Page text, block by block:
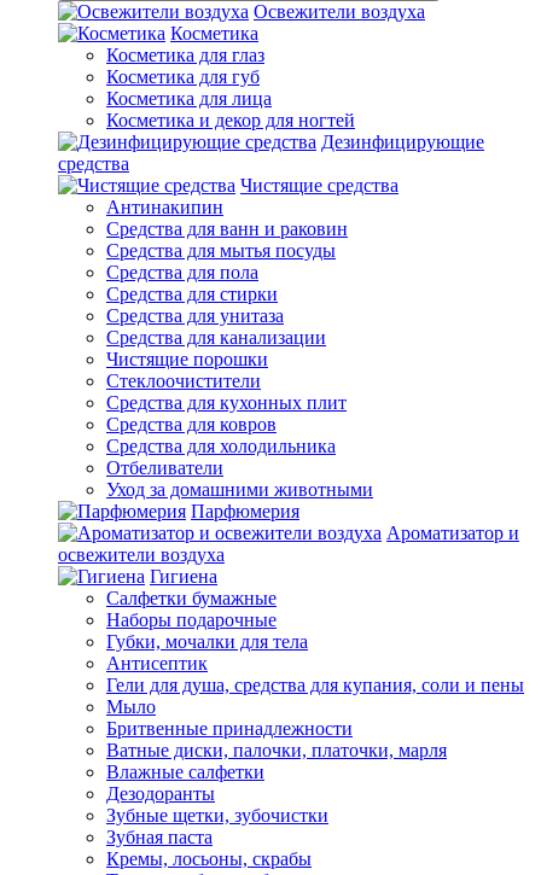
Освежители воздуха
Косметика
Косметика для глаз
Косметика для губ
Косметика для лица
Косметика и декор для ногтей
Дезинфицирующие
средства
Чистящие средства
Антинакипин
Средства для ванн и раковин
Средства для мытья посуды
Средства для пола
Средства для стирки
Средства для унитаза
Средства для канализации
Чистящие порошки
Стеклоочистители
Средства для кухонных плит
Средства для ковров
Средства для холодильника
Отбеливатели
Уход за домашними животными
Парфюмерия
Ароматизатор и
освежители воздуха
Гигиена
Салфетки бумажные
Наборы подарочные
Губки, мочалки для тела
Антисептик
Гели для душа, средства для купания, соли и пены
Мыло
Бритвенные принадлежности
Ватные диски, палочки, платочки, марля
Влажные салфетки
Дезодоранты
Зубные щетки, зубочистки
Зубная паста
Кремы, лосьоны, скрабы